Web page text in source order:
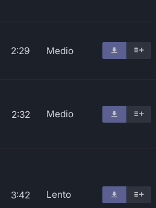
2:29 Medio
2:32 Medio
3:42 Lento